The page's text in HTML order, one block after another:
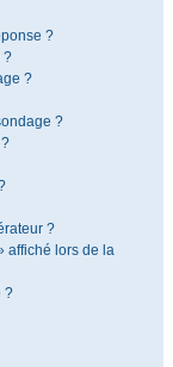
?
?
?
?
?
affiché lors de la
?